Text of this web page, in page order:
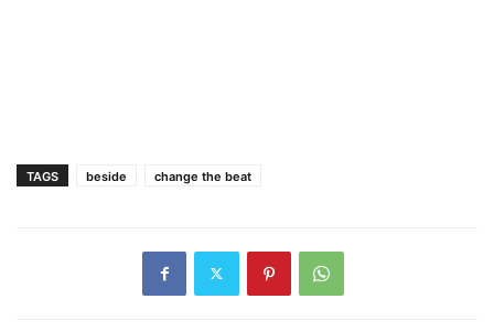
TAGS beside change the beat